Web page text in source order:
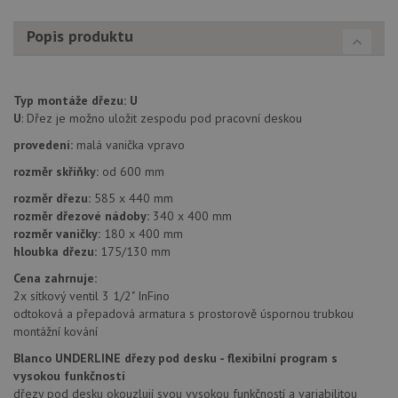
Popis produktu
Typ montáže dřezu: U
U: Dřez je možno uložit zespodu pod pracovní deskou
provedení: malá vanička vpravo
rozměr skříňky: od 600 mm
rozměr dřezu: 585 x 440 mm
rozměr dřezové nádoby: 340 x 400 mm
rozměr vaničky: 180 x 400 mm
hloubka dřezu: 175/130 mm
Cena zahrnuje:
2x sítkový ventil 3 1/2" InFino
odtoková a přepadová armatura s prostorově úspornou trubkou
montážní kování
Blanco UNDERLINE dřezy pod desku - flexibilní program s
vysokou funkčností
dřezy pod desku okouzlují svou vysokou funkčností a variabilitou
Nezbytně nutné soubory
Nezbytně nutné soubory cookie umožňují základní
funkce webových stránek, jako je přihlášení
uživatele a správa účtu. Webové stránky nelze bez
nezbytně nutných souborů cookie správně používat.
udid .drezy-baterie.cz
AWSALBCORS